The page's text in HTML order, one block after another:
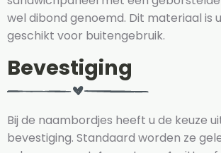
wel dibond genoemd. Dit materiaal is
geschikt voor buitengebruik.
Bevestiging
Bij de naambordjes heeft u de keuze
bevestiging. Standaard worden ze